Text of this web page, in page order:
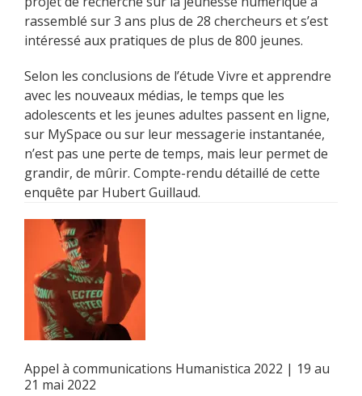
rassemblé sur 3 ans plus de 28 chercheurs et s’est
intéressé aux pratiques de plus de 800 jeunes.
Selon les conclusions de l’étude Vivre et apprendre
avec les nouveaux médias, le temps que les
adolescents et les jeunes adultes passent en ligne,
sur MySpace ou sur leur messagerie instantanée,
n’est pas une perte de temps, mais leur permet de
grandir, de mûrir. Compte-rendu détaillé de cette
enquête par Hubert Guillaud.
Appel à communications Humanistica 2022 | 19 au
21 mai 2022